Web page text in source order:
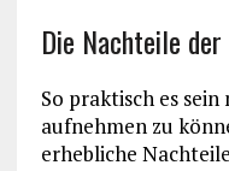
Die Nachteile
So praktisch es
aufnehmen zu
erhebliche